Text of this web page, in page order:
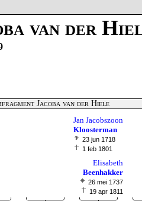
van der
Jacoba van der Hiele
Jan Jacobszoon
Kloosterman
23 jun 1718
1 feb 1801
Elisabeth
Beenhakker
26 mei 1737
19 apr 1811